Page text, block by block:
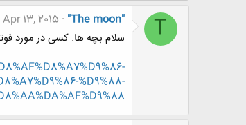
T
"The moon"
Apr 13, 2015
سلام بچه ها. کسی در مورد
%D9%88-